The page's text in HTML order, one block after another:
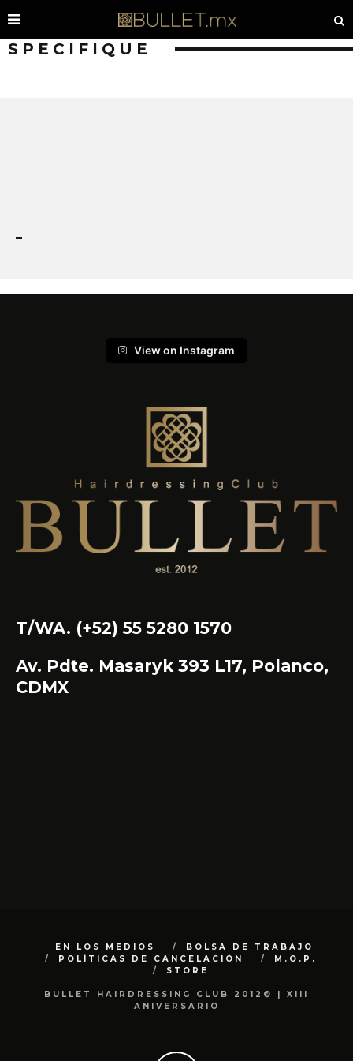
SPECIFIQUE
View on Instagram
T/WA. (+52) 55 5280 1570
Av. Pdte. Masaryk 393 L17, Polanco,
CDMX
EN LOS MEDIOS
BOLSA DE TRABAJO
POLÍTICAS DE CANCELACIÓN
M.O.P.
STORE
BULLET HAIRDRESSING CLUB 2012© | XIII
ANIVERSARIO